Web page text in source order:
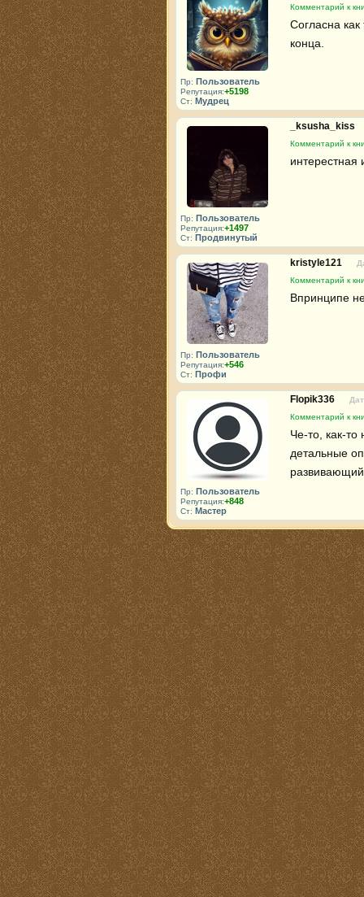
Пр: Пользователь
Репутация:+5198
Ст: Мудрец
Комментарий к
Согласна
конца.
Пр: Пользователь
Репутация:+1497
Ст: Продвинутый
_ksusha_kiss
Комментарий к
интерестная
Пр: Пользователь
Репутация:+546
Ст: Профи
kristyle121
Комментарий к
Впринципе
Пр: Пользователь
Репутация:+848
Ст: Мастер
Flopik336
Комментарий к
Че-то, как-
детальные